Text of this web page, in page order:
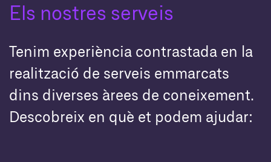
Els nostres serveis
Tenim experiència contrastada en la
realització de serveis emmarcats
dins diverses àrees de coneixement.
Descobreix en què et podem ajudar: